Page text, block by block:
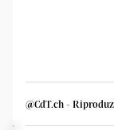
@CdT.ch -